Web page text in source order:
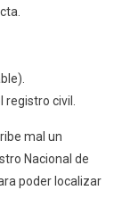
civil.
mal un
Nacional de
poder localizar